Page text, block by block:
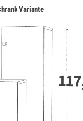
Variante